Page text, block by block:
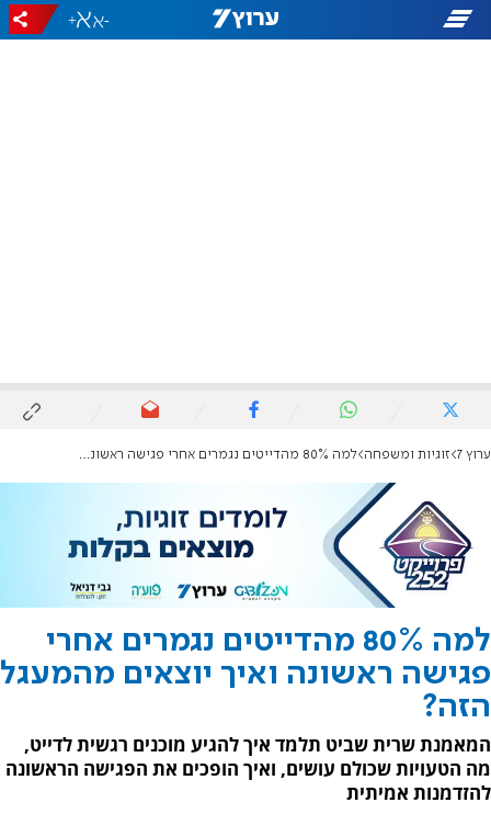
-
+
ערוץ 7 זוגיות ומשפחה למה 80% מהדייטים נגמרים אחרי פגישה ראשונה ואיך יוצאים מהמעגל הזה?
למה 80% מהדייטים נגמרים אחרי
פגישה ראשונה ואיך יוצאים מהמעגל
הזה?
המאמנת שרית שביט תלמד איך להגיע מוכנים רגשית לדייט,
מה הטעויות שכולם עושים, ואיך הופכים את הפגישה הראשונה
להזדמנות אמיתית